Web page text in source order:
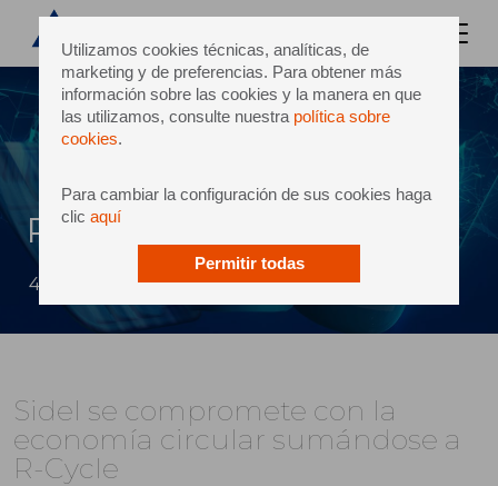
Utilizamos cookies técnicas, analíticas, de
marketing y de preferencias. Para obtener más
información sobre las cookies y la manera en que
las utilizamos, consulte nuestra política sobre
cookies.
Para cambiar la configuración de sus cookies haga
clic aquí
Permitir todas
R-Cycle
4 octubre 2022
Sidel se compromete con la
economía circular sumándose a
R-Cycle